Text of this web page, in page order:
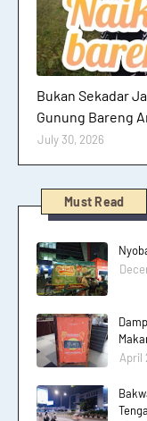
Bukan Sekadar
Gunung Bareng
July 30, 2026
Must Read
April